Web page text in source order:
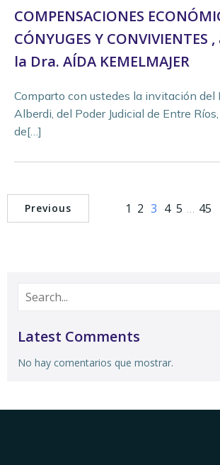
COMPENSACIONES
CÓNYUGES Y CONVIVIENTES
la Dra. AÍDA KEMELMAJER
Comparto con ustedes la invitación del
Alberdi, del Poder Judicial de Entre
de[…]
Previous 1 2 3 4 5 … 45
Latest Comments
No hay comentarios que mostrar.